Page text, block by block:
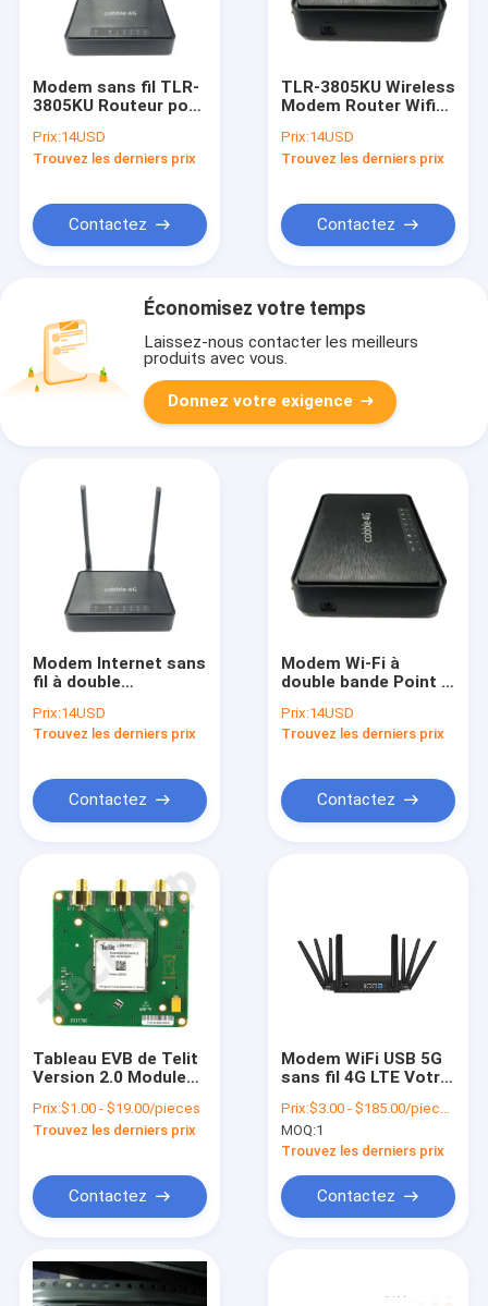
Produits
Modem sans fil TLR-
3805KU Routeur pour
Modem sans fil WiFi
5 GHz
Prix:14USD
Trouvez les derniers prix
Contactez
TLR-3805KU Wireless
Modem Router Wifi
bande avec
chiffrement
Prix:14USD
Trouvez les derniers prix
Contactez
Économisez votre temps
Laissez-nous contacter les meilleurs
produits avec vous.
Donnez votre exigence
Modem Internet sans
fil à double
conception moderne
pour un traitement
Prix:14USD
Trouvez les derniers prix
Contactez
Modem Wi-Fi à
double bande Point d'
fil routeur pour la
maison / bureau
Prix:14USD
Trouvez les derniers prix
Contactez
Tableau EVB de Telit
Version 2.0 Module
traduction pour le
modem WiFi USB
Prix:$1.00 - $19.00/pieces
Trouvez les derniers prix
Contactez
Modem WiFi USB 5G
sans fil 4G LTE Votre
expérience Internet
transparente
Prix:$3.00 - $185.00/pieces
MOQ:1
Trouvez les derniers prix
Contactez